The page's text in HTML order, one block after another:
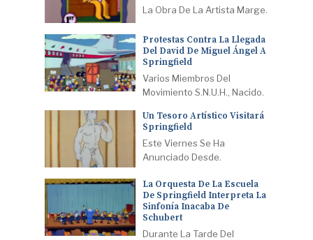
La Obra De La Artista Marge.
Protestas Contra La Llegada
Del David De Miguel Ángel A
Springfield
Varios Miembros Del
Movimiento S.N.U.H., Nacido.
Un Tesoro Artístico Visitará
Springfield
Este Viernes Se Ha
Anunciado Desde.
La Orquesta De La Escuela
De Springfield Interpreta La
Sinfonía Inacaba De
Schubert
Durante La Tarde Del